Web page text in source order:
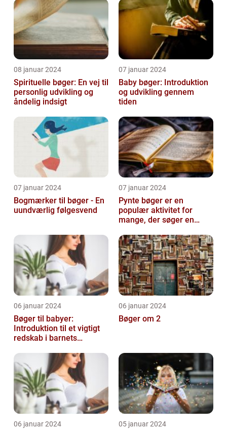
08 januar 2024
Spirituelle bøger: En vej til
personlig udvikling og
åndelig indsigt
07 januar 2024
Baby bøger: Introduktion
og udvikling gennem
tiden
07 januar 2024
Bogmærker til bøger - En
uundværlig følgesvend
07 januar 2024
Pynte bøger er en
populær aktivitet for
mange, der søger en
06 januar 2024
Bøger til babyer:
Introduktion til et vigtigt
redskab i barnets
06 januar 2024
Bøger om 2
06 januar 2024 05 januar 2024